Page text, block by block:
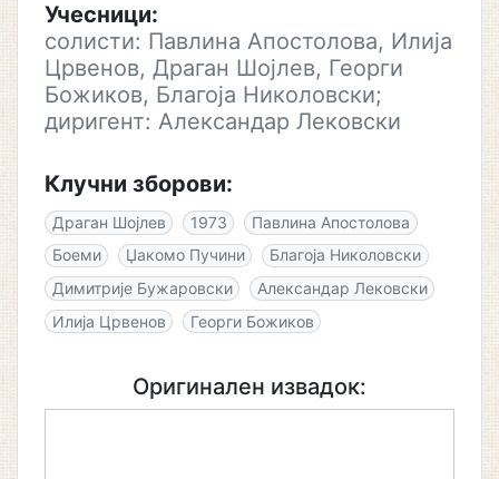
Учесници:
солисти: Павлина Апостолова, Илија
Црвенов, Драган Шојлев, Георги
Божиков, Благоја Николовски;
диригент: Александар Лековски
Клучни зборови:
Драган Шојлев 1973
Павлина Апостолова
Боеми
Џакомо Пучини
Благоја Николовски
Димитрије Бужаровски
Александар Лековски
Илија Црвенов
Георги Божиков
Оригинален извадок: